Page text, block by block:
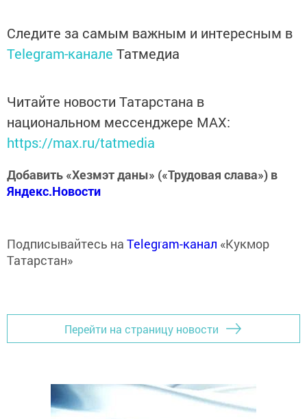
Следите за самым важным и интересным в
Telegram-канале Татмедиа
Читайте новости Татарстана в
национальном мессенджере MАХ:
https://max.ru/tatmedia
Добавить «Хезмэт даны» («Трудовая слава») в
Яндекс.Новости
Подписывайтесь на Telegram-канал «Кукмор
Татарстан»
Перейти на страницу новости